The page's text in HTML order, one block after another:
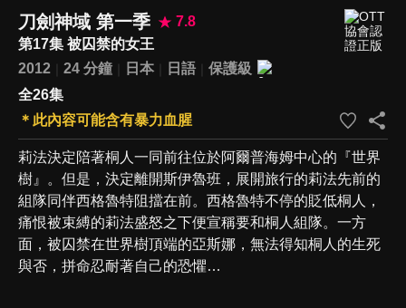
刀劍神域 第一季
7.8
第17集 被囚禁的女王
2012
24 分鐘 日本 日語
保護級
全26集
＊此內容可能含有暴力血腥
莉法決定陪著桐人一同前往位於阿爾普海姆中心的『世界
樹』。但是，決定離開斯伊魯班，展開旅行的莉法先前的
組隊同伴西格魯特阻擋在前。西格魯特不停的貶低桐人，
痛恨被束縛的莉法盛怒之下便宣稱要和桐人組隊。一方
面，被囚禁在世界樹頂端的亞斯娜，無法得知桐人的生死
與否，拼命忍耐著自己的恐懼…